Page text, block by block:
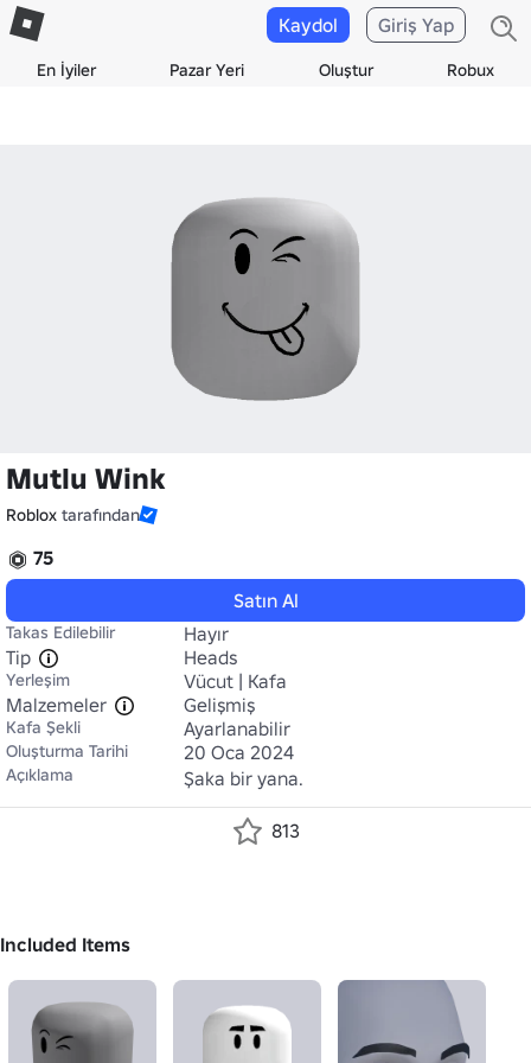
En İyiler Pazar Yeri Oluştur Robux
Kaydol Giriş Yap
Mutlu Wink
Roblox tarafından
75
Satın Al
Takas Edilebilir
Hayır
Tip
Heads
Yerleşim
Vücut | Kafa
Malzemeler
Gelişmiş
Kafa Şekli Ayarlanabilir
Oluşturma Tarihi 20 Oca 2024
Açıklama Şaka bir yana.
813
Included Items